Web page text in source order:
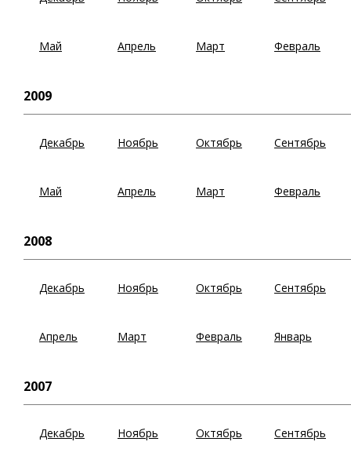
Май Апрель Март Февраль
2009
Декабрь Ноябрь Октябрь Сентябрь
Май Апрель Март Февраль
2008
Декабрь Ноябрь Октябрь Сентябрь
Апрель Март Февраль Январь
2007
Декабрь Ноябрь Октябрь Сентябрь